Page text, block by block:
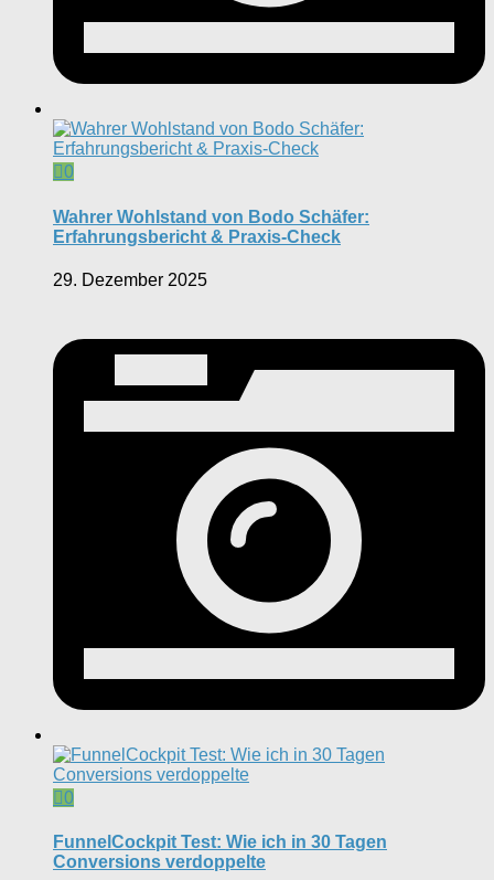
0
Wahrer Wohlstand von Bodo Schäfer:
Erfahrungsbericht & Praxis-Check
29. Dezember 2025
0
FunnelCockpit Test: Wie ich in 30 Tagen
Conversions verdoppelte